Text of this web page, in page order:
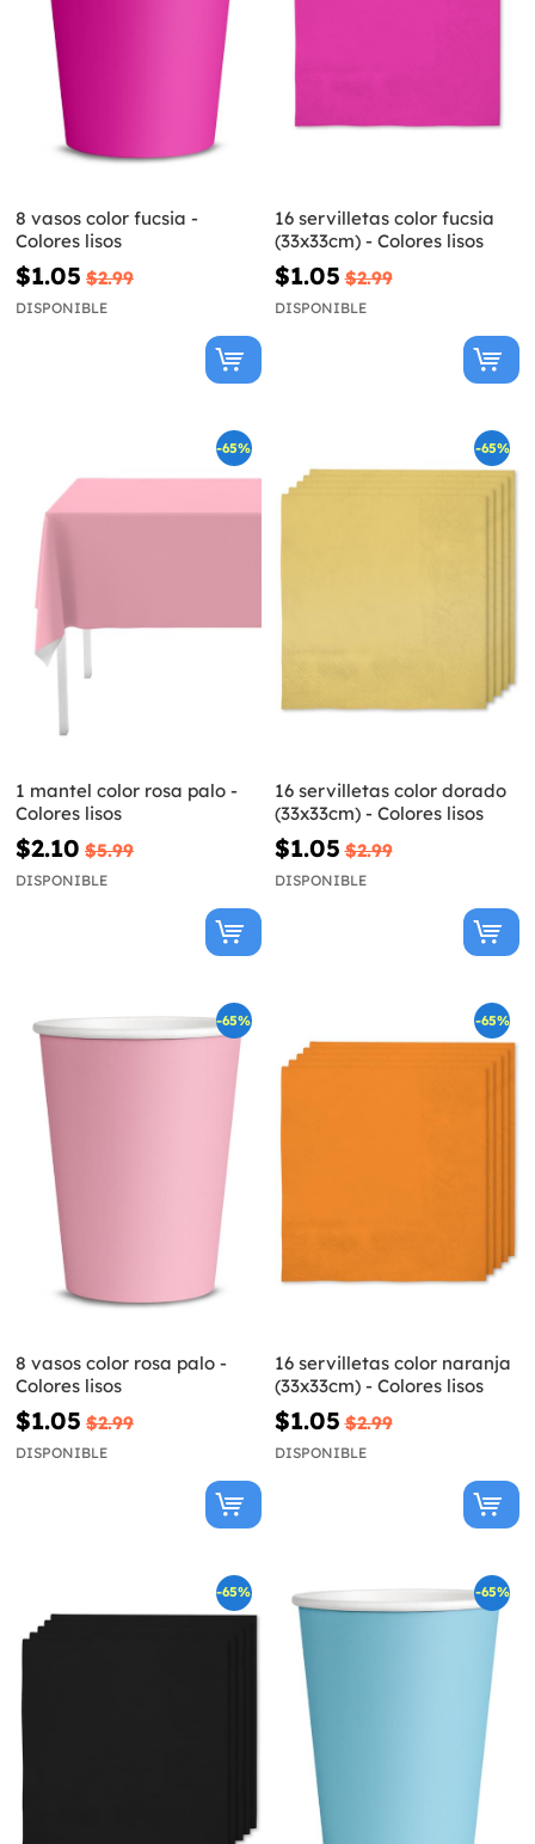
8 vasos color fucsia -
Colores lisos
$1.05 $2.99
DISPONIBLE
16 servilletas color fucsia
(33x33cm) - Colores lisos
$1.05 $2.99
DISPONIBLE
-65%
1 mantel color rosa palo -
Colores lisos
$2.10 $5.99
DISPONIBLE
-65%
16 servilletas color dorado
(33x33cm) - Colores lisos
$1.05 $2.99
DISPONIBLE
-65%
8 vasos color rosa palo -
Colores lisos
$1.05 $2.99
DISPONIBLE
-65%
16 servilletas color naranja
(33x33cm) - Colores lisos
$1.05 $2.99
DISPONIBLE
-65% -65%